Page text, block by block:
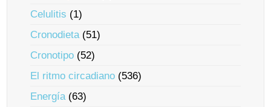
Celulitis (1)
Cronodieta(51)
Cronotipo (52)
El ritmo circadiano (536)
Energía(63)